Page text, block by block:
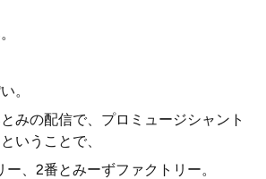
。
みの配信で、プロミュージシャント
いうことで、
ー、2番とみーずファクトリー。